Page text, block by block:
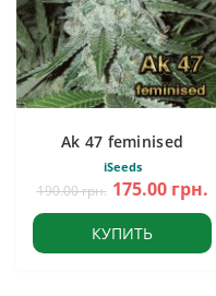
Ak 47 feminised
iSeeds
190.00 грн. 175.00 грн.
КУПИТЬ